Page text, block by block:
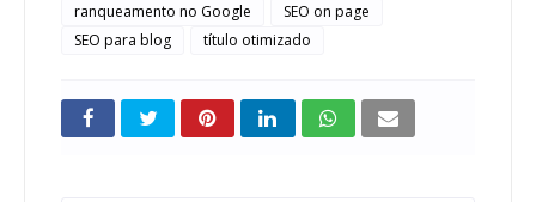
ranqueamento no Google
SEO on page
SEO para blog
título otimizado